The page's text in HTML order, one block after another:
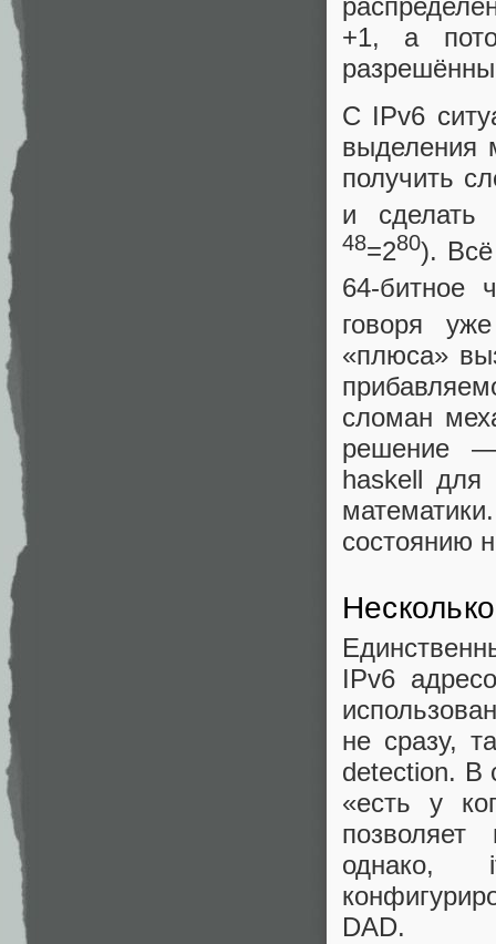
+1, а
С IPv6
выделения
получить
и сделать
48=280).
64-битное
говоря
«плюса»
сломан
решение —
haskell для
состоянию
IPv6
не сразу,
detection. В
«есть у
позволяет
однако,
DAD.